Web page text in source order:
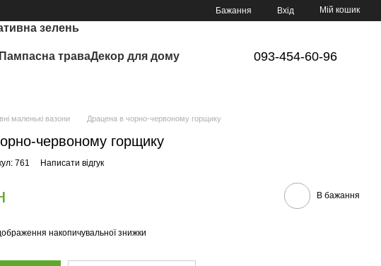
Бажання Вхід Мій кошик
зелень
Пампасна траваДекор для дому 093-454-60-96
маленькі вазони Драцена в чорно-червоному горщику
червоному горщику
761 Написати відгук
В бажання
накопичувальної знижки